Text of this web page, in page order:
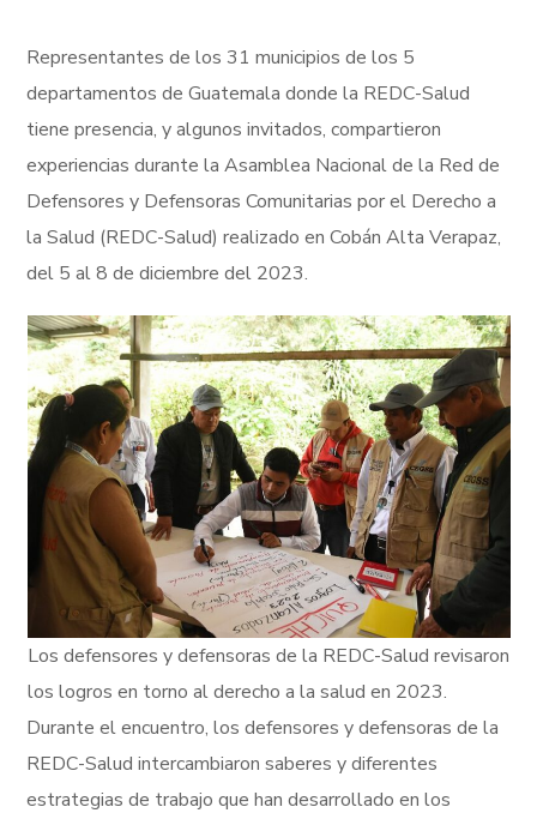
Representantes de los 31 municipios de los 5
departamentos de Guatemala donde la REDC-Salud
tiene presencia, y algunos invitados, compartieron
experiencias durante la Asamblea Nacional de la Red de
Defensores y Defensoras Comunitarias por el Derecho a
la Salud (REDC-Salud) realizado en Cobán Alta Verapaz,
del 5 al 8 de diciembre del 2023.
Los defensores y defensoras de la REDC-Salud revisaron
los logros en torno al derecho a la salud en 2023.
Durante el encuentro, los defensores y defensoras de la
REDC-Salud intercambiaron saberes y diferentes
estrategias de trabajo que han desarrollado en los